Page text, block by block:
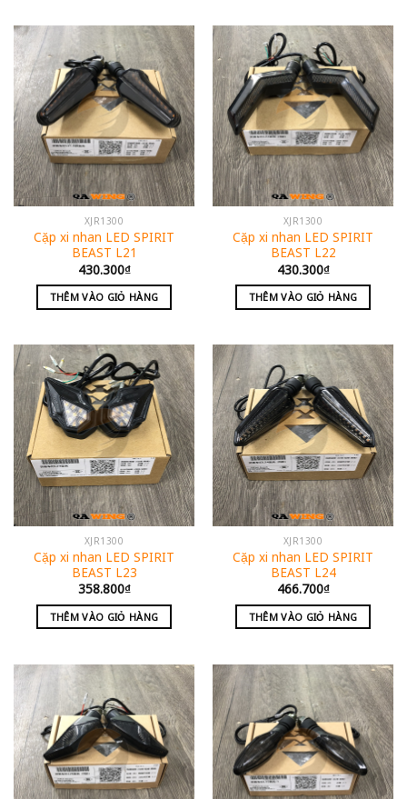
XJR1300
Cặp xi nhan LED SPIRIT
BEAST L21
430.300₫
THÊM VÀO GIỎ HÀNG
XJR1300
Cặp xi nhan LED SPIRIT
BEAST L22
430.300₫
THÊM VÀO GIỎ HÀNG
XJR1300
Cặp xi nhan LED SPIRIT
BEAST L23
358.800₫
THÊM VÀO GIỎ HÀNG
XJR1300
Cặp xi nhan LED SPIRIT
BEAST L24
466.700₫
THÊM VÀO GIỎ HÀNG